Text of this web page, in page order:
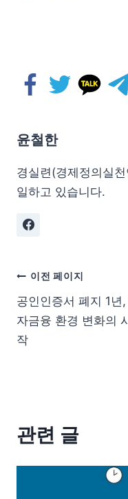
윤철한
경실련(경제정의실
일하고 있습니다.
이전 페이지
공인인증서 폐지 1년,
자금융 환경 변화의
작
관련 글